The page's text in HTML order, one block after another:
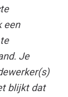
een
Je
blijkt dat